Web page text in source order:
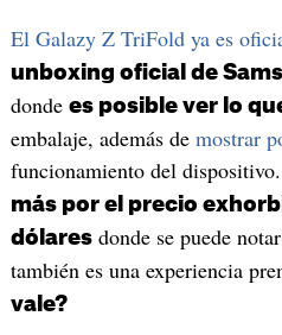
El Galazy Z TriFold ya es
unboxing oficial de
donde es posible ver lo
embalaje, además de mostrar
funcionamiento del dispositivo.
más por el precio
dólaresdonde se puede
también es una experiencia
vale?